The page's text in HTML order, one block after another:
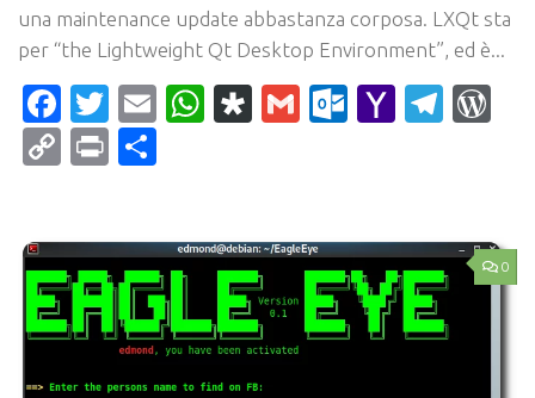
una maintenance update abbastanza corposa. LXQt sta
per “the Lightweight Qt Desktop Environment”, ed è...
Facebook
Twitter
EmailWhatsApp
Diaspora
Gmail Yahoo
CopyPrint
0